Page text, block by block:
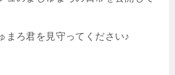
まろ君を見守ってください♪